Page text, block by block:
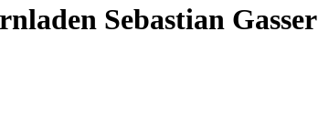
Sebastian Gasser